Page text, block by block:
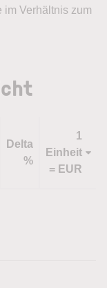
im Verhältnis zum
Delta
%
1
Einheit
= EUR